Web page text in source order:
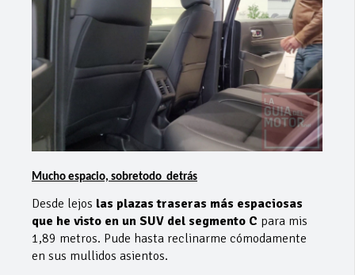
Mucho espacio, sobretodo detrás
Desde lejos las plazas traseras más espaciosas
que he visto en un SUV del segmento C para mis
1,89 metros. Pude hasta reclinarme cómodamente
en sus mullidos asientos.